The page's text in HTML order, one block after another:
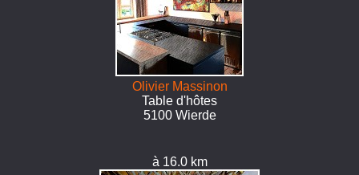
Olivier Massinon
Table d'hôtes
5100 Wierde
à 16.0 km